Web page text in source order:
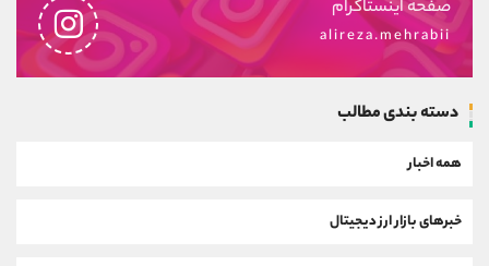
صفحه اینستاگرام
alireza.mehrabii
دسته بندی مطالب
همه اخبار
خبرهای بازار ارز دیجیتال